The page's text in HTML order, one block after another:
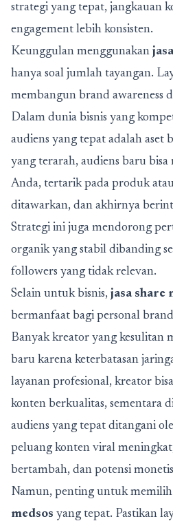
strategi yang tepat, jangkauan
engagement lebih konsisten.
Keunggulan menggunakan
hanya soal jumlah tayangan.
membangun brand awareness
Dalam dunia bisnis yang
audiens yang tepat adalah aset
yang terarah, audiens baru
Anda, tertarik pada produk
ditawarkan, dan akhirnya
Strategi ini juga mendorong
organik yang stabil dibanding
followers yang tidak relevan.
Selain untuk bisnis, jasa share
bermanfaat bagi personal
Banyak kreator yang kesulitan
baru karena keterbatasan
layanan profesional, kreator
konten berkualitas, sementara
audiens yang tepat ditangani
peluang konten viral
bertambah, dan potensi
Namun, penting untuk
medsos yang tepat. Pastikan